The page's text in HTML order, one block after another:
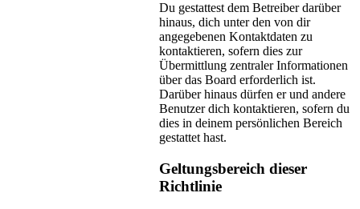
Du gestattest dem Betreiber darüber
hinaus, dich unter den von dir
angegebenen Kontaktdaten zu
kontaktieren, sofern dies zur
Übermittlung zentraler Informationen
über das Board erforderlich ist.
Darüber hinaus dürfen er und andere
Benutzer dich kontaktieren, sofern du
dies in deinem persönlichen Bereich
gestattet hast.
Geltungsbereich dieser
Richtlinie